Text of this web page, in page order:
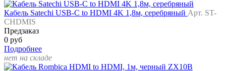
Кабель Satechi USB-C to HDMI 4K 1,8м, серебряный Арт. ST-
CHDMIS
Предзаказ
0 руб
Подробнее
нет на складе